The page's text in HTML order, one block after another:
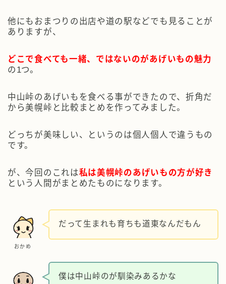
他にもおまつりの出店や道の駅などでも見ることが
ありますが、
どこで食べても一緒、ではないのがあげいもの魅力
の1つ。
中山峠のあげいもを食べる事ができたので、折角だ
から美幌峠と比較まとめを作ってみました。
どっちが美味しい、というのは個人個人で違うもの
です。
が、今回のこれは私は美幌峠のあげいもの方が好き
という人間がまとめたものになります。
おかめ
だって生まれも育ちも道東なんだもん
僕は中山峠のが馴染みあるかな